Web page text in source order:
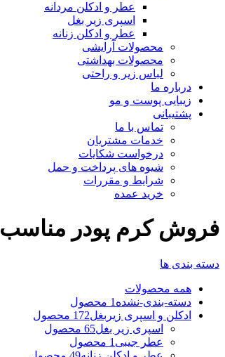
عطر و ادکلن مردانه
اسپری زیر بغل
عطر و ادکلن زنانه
محصولات آرایشی
محصولات بهداشتی
لباس زیر و راحتی
درباره ما
زیبایی پوست و مو
پشتیبانی
تماس با ما
خدمات مشتریان
درخواست شکایات
شیوه های پرداخت و حمل
شرایط و مقررات
خرید عمده
فروش کرم پودر مناسب
دسته بندی ها
همه محصولات
دسته-بندی-نشده 1 محصول
ادکلن و اسپری زیربغل172 محصول
اسپری زیر بغل65 محصول
عطر جیبی 1 محصول